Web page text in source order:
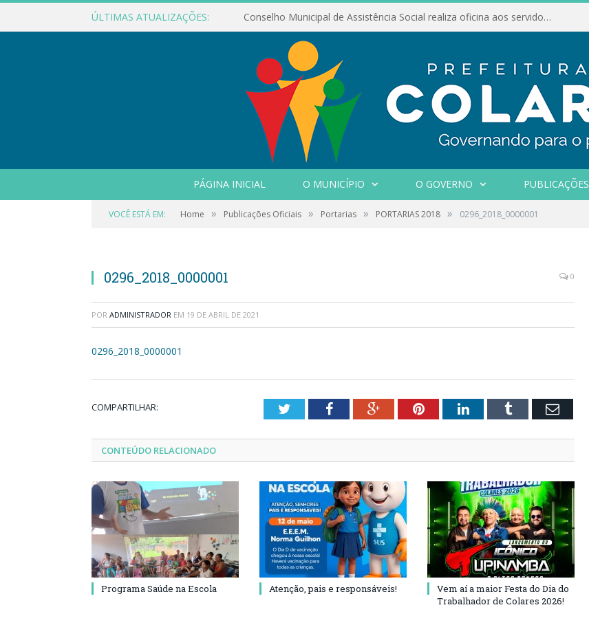
ÚLTIMAS ATUALIZAÇÕES: Conselho Municipal de Assistência Social realiza oficina aos servidores
PÁGINA INICIAL O MUNICÍPIO O GOVERNO PUBLICAÇÕES
VOCÊ ESTÁ EM: Home » Publicações Oficiais » Portarias » PORTARIAS 2018 » 0296_2018_0000001
0296_2018_0000001 0
POR ADMINISTRADOR EM 19 DE ABRIL DE 2021
0296_2018_0000001
COMPARTILHAR: TwitterFacebookGoogle+PinterestLinkedInTumblr Email
CONTEÚDO RELACIONADO
Programa Saúde na Escola Atenção, pais e responsáveis!
Vem aí a maior Festa do Dia do
Trabalhador de Colares 2026!